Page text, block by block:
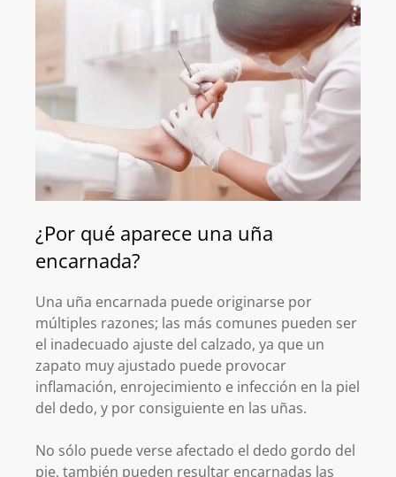
¿Por qué aparece una uña
encarnada?
Una uña encarnada puede originarse por
múltiples razones; las más comunes pueden ser
el inadecuado ajuste del calzado, ya que un
zapato muy ajustado puede provocar
inflamación, enrojecimiento e infección en la piel
del dedo, y por consiguiente en las uñas.
No sólo puede verse afectado el dedo gordo del
pie, también pueden resultar encarnadas las